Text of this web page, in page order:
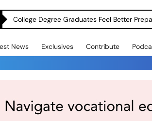
College Degree Graduates Feel Better
News Exclusives Contribute